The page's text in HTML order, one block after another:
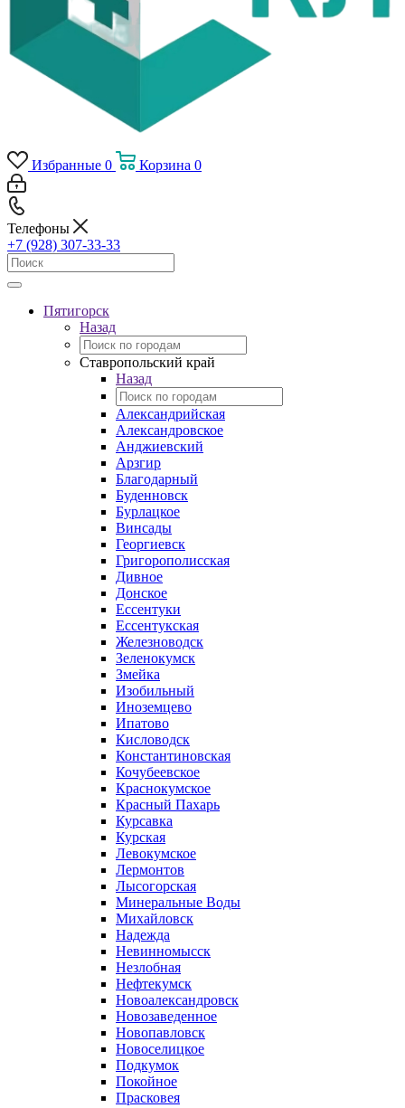
Избранные 0 Корзина 0
Телефоны
+7 (928) 307-33-33
Пятигорск
Назад
Ставропольский край
Назад
Александрийская
Александровское
Анджиевский
Арзгир
Благодарный
Буденновск
Бурлацкое
Винсады
Георгиевск
Григорополисская
Дивное
Донское
Ессентуки
Ессентукская
Железноводск
Зеленокумск
Змейка
Изобильный
Иноземцево
Ипатово
Кисловодск
Константиновская
Кочубеевское
Краснокумское
Красный Пахарь
Курсавка
Курская
Левокумское
Лермонтов
Лысогорская
Минеральные Воды
Михайловск
Надежда
Невинномысск
Незлобная
Нефтекумск
Новоалександровск
Новозаведенное
Новопавловск
Новоселицкое
Подкумок
Покойное
Прасковея